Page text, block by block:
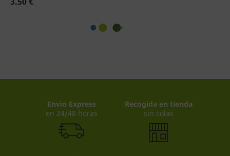
Envio Express
en 24/48 horas
Recogida en tienda
sin colas